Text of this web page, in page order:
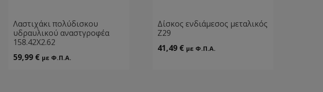
Λαστιχάκι πολύδισκου
υδραυλικού αναστγροφέα
158.42Χ2.62
59,99 € με Φ.Π.Α.
Δίσκος ενδιάμεσος μεταλικός
Ζ29
41,49 € με Φ.Π.Α.